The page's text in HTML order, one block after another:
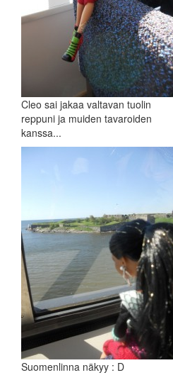
Cleo sai jakaa valtavan tuolin
reppuni ja muiden tavaroiden
kanssa...
Suomenlinna näkyy : D